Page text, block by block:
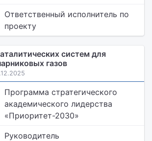
Ответственный исполнитель по
проекту
систем для
газов
Программа стратегического
академического лидерства
«Приоритет-2030»
Руководитель